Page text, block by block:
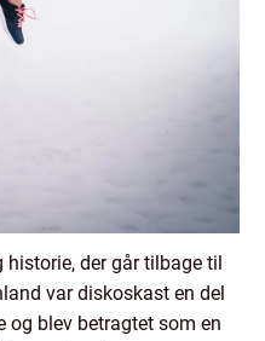
der går tilbage til
var diskoskast en del
og blev betragtet som en